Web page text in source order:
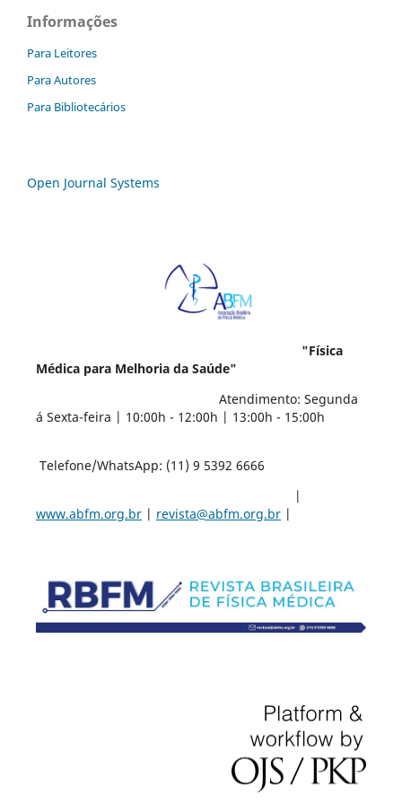
Informações
Para Leitores
Para Autores
Para Bibliotecários
Open Journal Systems
"Física
Médica para Melhoria da Saúde"
Atendimento: Segunda
á Sexta-feira | 10:00h - 12:00h | 13:00h - 15:00h
Telefone/WhatsApp: (11) 9 5392 6666
|
www.abfm.org.br| revista@abfm.org.br|